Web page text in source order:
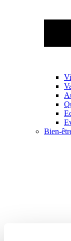
Bien-